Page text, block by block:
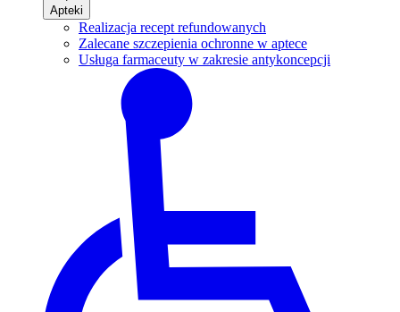
Apteki
Realizacja recept refundowanych
Zalecane szczepienia ochronne w aptece
Usługa farmaceuty w zakresie antykoncepcji